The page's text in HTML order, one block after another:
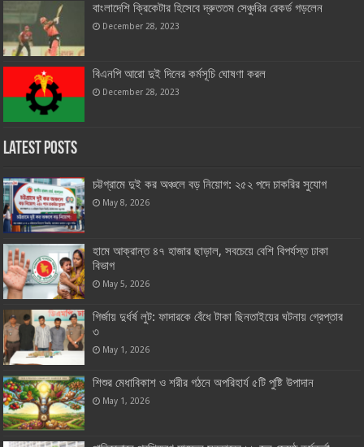
বাংলাদেশি ক্রিকেটার হিসেবে দ্রুততম সেঞ্চুরির রেকর্ড গড়লেন
December 28, 2023
বিএনপি আরো দুই দিনের কর্মসূচি ঘোষণা করল
December 28, 2023
Latest Posts
চট্টগ্রামে দুই কর অঞ্চলে বড় নিয়োগ: ২৫২ পদে চাকরির সুযোগ
May 8, 2026
হামে আক্রান্ত ৪৭ হাজার ছাড়াল, সবচেয়ে বেশি বিপর্যস্ত ঢাকা
বিভাগ
May 5, 2026
গির্জায় দুর্ধর্ষ লুট: ফাদারকে বেঁধে টাকা ছিনতাইয়ের ঘটনায় গ্রেপ্তার
৩
May 1, 2026
শিশুর মেধাবিকাশ ও শরীর গঠনে অপরিহার্য ৫টি পুষ্টি উপাদান
May 1, 2026